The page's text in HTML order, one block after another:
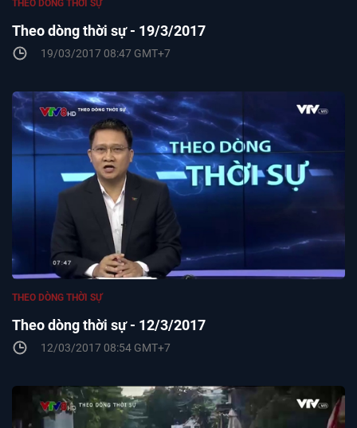
Theo dòng thời sự - 19/3/2017
THEO DÒNG THỜI SỰ
19/03/2017 08:47 GMT+7
Theo dòng thời sự - 12/3/2017
THEO DÒNG THỜI SỰ
12/03/2017 08:54 GMT+7